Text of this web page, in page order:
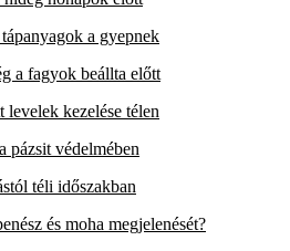
a gyepnek
a fagyok beállta előtt
kezelése télen
pázsit védelmében
téli időszakban
és moha megjelenését?